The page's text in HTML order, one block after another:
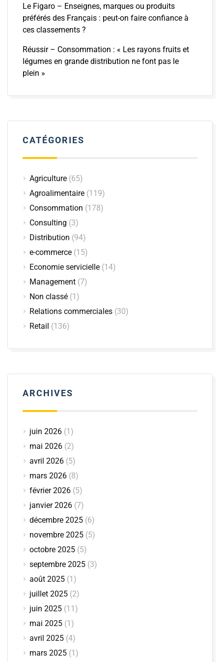
Le Figaro – Enseignes, marques ou produits
préférés des Français : peut-on faire confiance à
ces classements ?
Réussir – Consommation : « Les rayons fruits et
légumes en grande distribution ne font pas le
plein »
CATÉGORIES
Agriculture (65)
Agroalimentaire (119)
Consommation (178)
Consulting (3)
Distribution (94)
e-commerce (15)
Economie servicielle (14)
Management (7)
Non classé (1)
Relations commerciales (30)
Retail (136)
ARCHIVES
juin 2026 (1)
mai 2026 (2)
avril 2026 (5)
mars 2026 (8)
février 2026 (5)
janvier 2026 (7)
décembre 2025 (6)
novembre 2025 (5)
octobre 2025 (5)
septembre 2025 (3)
août 2025 (1)
juillet 2025 (2)
juin 2025 (11)
mai 2025 (1)
avril 2025 (4)
mars 2025 (1)